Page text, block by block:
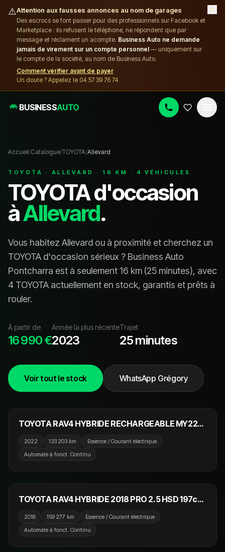
⚠️Attention aux fausses annonces au nom de garages
Des escrocs se font passer pour des professionnels sur Facebook et
Marketplace : ils refusent le téléphone, ne répondent que par
message et réclament un acompte. Business Auto ne demande
jamais de virement sur un compte personnel — uniquement sur
le compte de la société, au nom de Business Auto.
Comment vérifier avant de payer
Un doute ? Appelez le 04 57 39 76 74
×
BUSINESSAUTO
Accueil/Catalogue/TOYOTA/Allevard
TOYOTA · ALLEVARD ·16 KM · 4 VÉHICULE S
TOYOTAd'occasion
àAllevard.
Vous habitez Allevard ou à proximité et cherchez un
TOYOTA d'occasion sérieux ? Business Auto
Pontcharra est à seulement16 km (25 minutes), avec
4 TOYOTA actuellement en stock, garantis et prêts à
rouler.
À partir de
16 990 €
Année la plus récente
2023
Trajet
25 minutes
Voir tout le stock WhatsApp Grégory
EN PRÉPARATION
28 990 €
TOYOTA RAV4 HYBRIDE RECHARGEABLE MY22
2022 133 203 km
Essence / Courant électrique
Automate à fonct. Continu
17 990 €
TOYOTA RAV4 HYBRIDE 2018 PRO 2.5 HSD 197cv
2018 159 277 km
Essence / Courant électrique
Automate à fonct. Continu
16 990 €